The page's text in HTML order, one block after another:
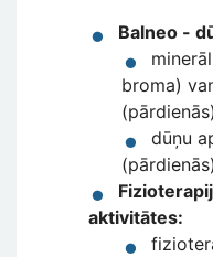
Balneo -
broma)
(pārdienās)
dūņu
(pārdienās)
aktivitātes: